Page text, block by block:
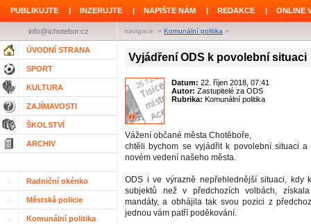
PUBLIKUJTE | INZERUJTE | NAPIŠTE NÁM | REDAKCE | ONLINE
navigace: » Komunální politika »
info@ichotebor.cz
ÚVODNÍ STRANA
SPORT
KULTURA
ZAJÍMAVOSTI
ŠKOLSTVÍ
ARCHIV
Radniční okénko
Městská policie
Komunální politika
Vyjádření ODS k povolební situaci
Datum: 22. říjen 2018, 07:41
Autor: Zastupitelé za ODS
Rubrika: Komunální politika
Vážení občané města Chotěboře,
chtěli bychom se vyjádřit k povolební situaci
novém vedení našeho města.
ODS i ve výrazně nepřehlednější situaci, kdy
subjektů než v předchozích volbách,
mandáty, a obhájila tak svou pozici z
jednou vám patří poděkování.